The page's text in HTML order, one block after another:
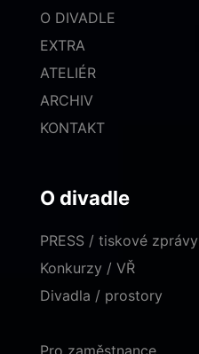
O DIVADLE
EXTRA
ATELIÉR
ARCHIV
KONTAKT
O divadle
PRESS / tiskové zprávy
Konkurzy / VŘ
Divadla / prostory
Pro zaměstnance